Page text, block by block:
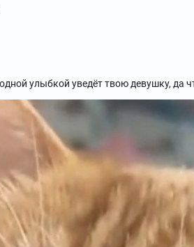
улыбкой уведёт твою девушку, да